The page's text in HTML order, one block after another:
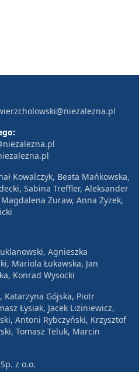
Kowalczyk, Beata Mańkowska,
Sabina Treffler, Aleksander
Żuraw, Anna Zyzek,
Agnieszka
Mariola Łukawska, Jan
Konrad Wysocki
Katarzyna Gójska, Piotr
Łysiak, Jacek Liziniewicz,
Antoni Rybczyński, Krzysztof
Tomasz Teluk, Marcin
z o.o.